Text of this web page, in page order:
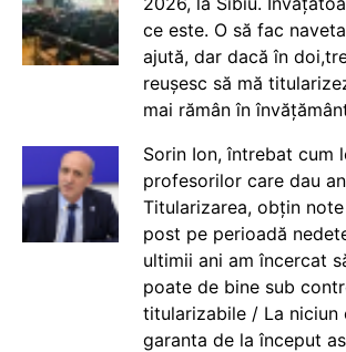
ce este. O să fac
ajută, dar dacă în
reușesc să mă
mai rămân în
Sorin Ion, întrebat cum
profesorilor care dau
Titularizarea, obțin
post pe perioadă
ultimii ani am încercat
poate de bine sub
titularizabile / La niciun
garanta de la început